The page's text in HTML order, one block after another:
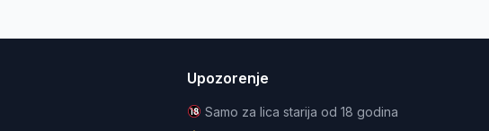
Upozorenje
Samo za lica starija od 18 godina